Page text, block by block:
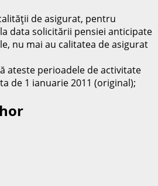
de asigurat, pentru
data solicitării pensiei anticipate
nu mai au calitatea de asigurat
ateste perioadele de activitate
de 1 ianuarie 2011 (original);